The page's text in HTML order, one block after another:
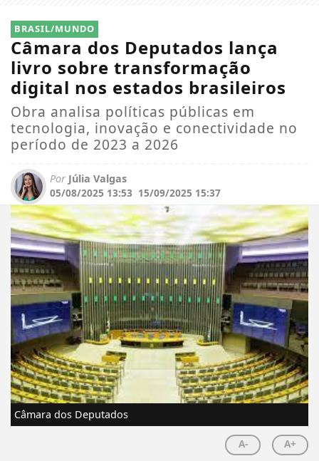
BRASIL/MUNDO
Câmara dos Deputados lança
livro sobre transformação
digital nos estados brasileiros
Obra analisa políticas públicas em
tecnologia, inovação e conectividade no
período de 2023 a 2026
Por Júlia Valgas
05/08/2025 13:53 15/09/2025 15:37
Câmara dos Deputados
A- A+